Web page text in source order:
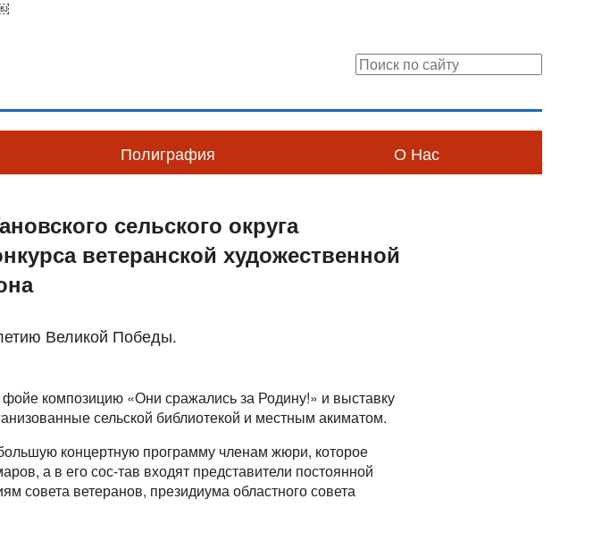
Полиграфия О Нас
сельского округа
ветеранской художественной
Великой Победы.
композицию «Они сражались за Родину!» и выставку
сельской библиотекой и местным акиматом.
концертную программу членам жюри, которое
а в его сос-тав входят представители постоянной
совета ветеранов, президиума областного совета